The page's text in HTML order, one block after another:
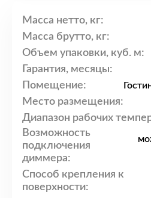
Масса нетто, кг:
Масса брутто, кг:
Объем упаковки, куб. м:
Гарантия, месяцы:
Помещение:
Место размещения:
Диапазон рабочих
Возможность
подключения
диммера:
Способ крепления к
поверхности: